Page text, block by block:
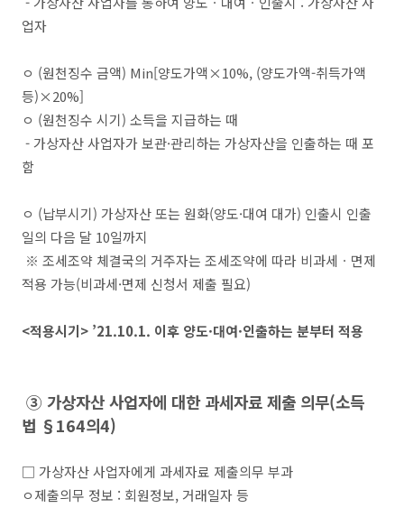
업자
ㅇ (원천징수 금액) Min[양도가액×10%, (양도가액-취득가액
등)×20%]
ㅇ (원천징수 시기) 소득을 지급하는 때
-가상자산 사업자가 보관·관리하는 가상자산을 인출하는 때 포
함
ㅇ (납부시기) 가상자산 또는 원화(양도·대여 대가) 인출시 인출
일의 다음 달 10일까지
※ 조세조약 체결국의 거주자는 조세조약에 따라 비과세 ㆍ 면제
적용 가능(비과세·면제 신청서 제출 필요)
<적용시기> ’21.10.1. 이후 양도·대여·인출하는 분부터 적용
③ 가상자산 사업자에 대한 과세자료 제출 의무(소득
법 §164의4)
□ 가상자산 사업자에게 과세자료 제출의무 부과
ㅇ제출의무 정보 : 회원정보, 거래일자 등